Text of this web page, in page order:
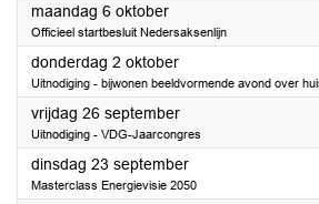
maandag 6 oktober2025
Officieel startbesluit Nedersaksenlijn
donderdag 2 oktober2025
Uitnodiging - bijwonen beeldvormende avond over
vrijdag 26 september2025
Uitnodiging - VDG-Jaarcongres
dinsdag 23 september2025
Masterclass Energievisie 2050